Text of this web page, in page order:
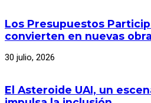
Los Presupuestos
convierten en nuevas
30 julio, 2026
El Asteroide UAI, un